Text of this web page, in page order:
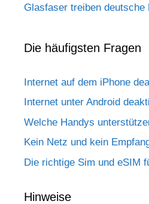
Glasfaser treiben deutsche
Die häufigsten Fragen
Internet auf dem iPhone
Internet unter Android
Welche Handys
Kein Netz und kein
Die richtige Sim und eSIM
Hinweise